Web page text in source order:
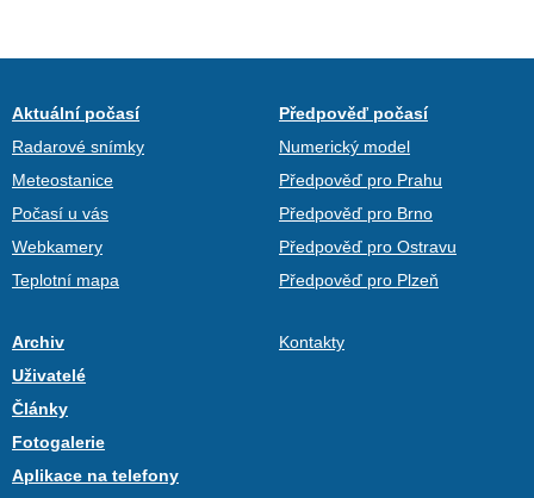
Aktuální počasí
Radarové snímky
Meteostanice
Počasí u vás
Webkamery
Teplotní mapa
Předpověď počasí
Numerický model
Předpověď pro Prahu
Předpověď pro Brno
Předpověď pro Ostravu
Předpověď pro Plzeň
Archiv
Uživatelé
Články
Fotogalerie
Aplikace na telefony
Kontakty